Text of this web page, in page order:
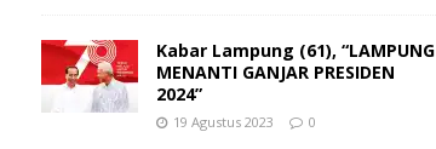
Kabar Lampung (61), “LAMPUNG
MENANTI GANJAR PRESIDEN
2024”
19 Agustus 2023 0